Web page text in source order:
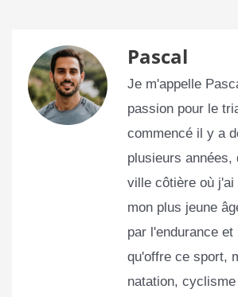
Pascal
Je m'appelle
passion pour le
commencé il y a
plusieurs années,
ville côtière où j'ai
mon plus jeune
par l'endurance
qu'offre ce sport,
natation,